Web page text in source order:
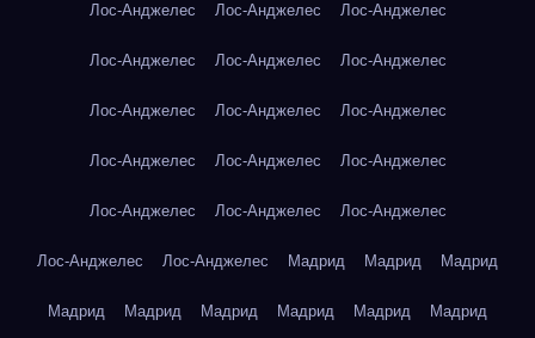
Лос-Анджелес Лос-Анджелес Лос-Анджелес
Лос-Анджелес Лос-Анджелес Лос-Анджелес
Лос-Анджелес Лос-Анджелес Лос-Анджелес
Лос-Анджелес Лос-Анджелес Лос-Анджелес
Лос-Анджелес Лос-Анджелес Лос-Анджелес
Лос-Анджелес Лос-Анджелес Мадрид Мадрид Мадрид
Мадрид Мадрид Мадрид Мадрид Мадрид Мадрид